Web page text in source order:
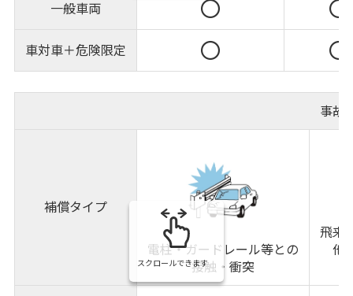
一般車両
車対車＋危険限定
事故
補償タイプ
電柱・ガードレール等との
接触・衝突
飛来
他
スクロールできます